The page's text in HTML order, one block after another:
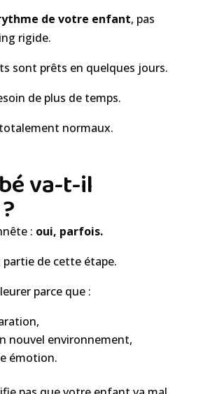
de votre enfant, pas
rigide.
sont prêts en quelques jours.
de plus de temps.
normaux.
va-t-il
: oui, parfois.
de cette étape.
parce que :
nouvel environnement,
émotion.